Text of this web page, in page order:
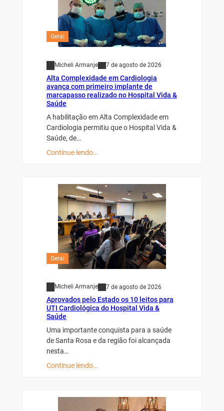
Geral
Micheli Armanje 7 de agosto de 2026
Alta Complexidade em Cardiologia
avança com primeiro implante de
marcapasso realizado no Hospital Vida &
Saúde
A habilitação em Alta Complexidade em
Cardiologia permitiu que o Hospital Vida &
Saúde, de…
Continue lendo…
Geral
Micheli Armanje 7 de agosto de 2026
Aprovados pelo Estado os 10 leitos para
UTI Cardiológica do Hospital Vida &
Saúde
Uma importante conquista para a saúde
de Santa Rosa e da região foi alcançada
nesta…
Continue lendo…